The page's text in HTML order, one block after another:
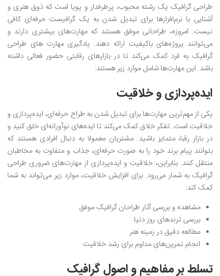
طراحی گرافیک یک رشته محبوب، پرطرفدار و پویا است که ذوق هنری و
آشنایی با نرم‌افزارها برای تبدیل شدن به یک گرافیست حرفه‌ای کافی
نیست. امروزه، طراحانی موفق هستند که مهارت‌های بیشتری دارند و
می‌توانند پروژه‌های باکیفیت ارائه دهند. یادگیری مهارت های طراحی
گرافیک به فرد کمک می‌کند تا در بازارهای رقابتی حضور فعالی داشته
باشد. این مهارت‌ها شامل موارد زیر هستند:
ایده‌پردازی و خلاقیت
یکی از مهم‌ترین مهارت‌ها برای تبدیل شدن به طراح حرفه‌ای، ایده‌پردازی و
خلاقیت است. تفکر خلاق کمک می‌کند تا ایده‌های نوآورانه‌ای خلق کنید و
در بازار رقبا، متمایز باشید. مشتریان معمولا به دنبال افرادی هستند که
بتوانند پیام برند خود را به صورت حرفه‌ای، جذاب و متفاوت به مخاطبان
منتقل کنند. بنابراین، خلاقیت و ایده‌پردازی از مهارت‌های ضروری طراحی
گرافیک به شمار می‌رود. برای افزایش خلاقیت، موارد زیر می‌تواند به شما
کمک کند:
مشاهده و بررسی آثار طراحان گرافیک موفق
بررسی ترندهای روز دنیا
مطالعه دقیق در زمینه هنر
انجام تمرین‌های مداوم برای رشد خلاقیت
تسلط بر مفاهیم و اصول گرافیک